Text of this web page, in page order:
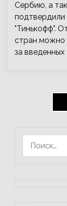
Сербию, а
"Тинькофф".
стран можно
за